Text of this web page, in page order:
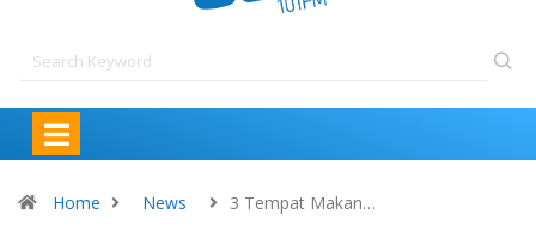
Home News 3 Tempat Makan…